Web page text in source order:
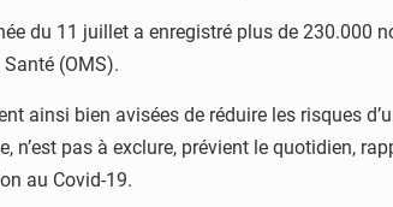
du 11 juillet a enregistré plus de 230.000
(OMS).
ainsi bien avisées de réduire les risques
n’est pas à exclure, prévient le quotidien,
au Covid-19.